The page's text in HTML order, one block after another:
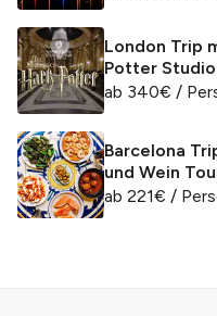
London Trip
Potter
ab 340€ /
Barcelona
und Wein
ab 221€ /